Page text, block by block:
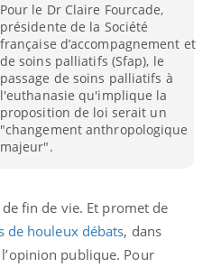
Pour le Dr Claire Fourcade,
présidente de la Société
française d’accompagnement et
de soins palliatifs (Sfap), le
passage de soins palliatifs à
l'euthanasie qu'implique la
proposition de loi serait un
"changement anthropologique
majeur".
fin de vie. Et promet de
de houleux débats, dans
publique. Pour